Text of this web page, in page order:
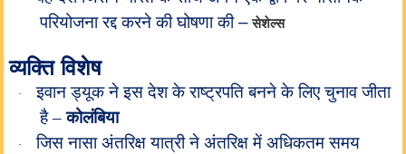
परियोजना रद्द करने की घोषणा की –सेशेल्स
व्यक्ति विशेष
·
इवान ड्यूक ने इस देश के राष्ट्रपति बनने के लिए चुनाव जीता
है –कोलंबिया
·
जिस नासा अंतरिक्ष यात्री ने अंतरिक्ष में अधिकतम समय